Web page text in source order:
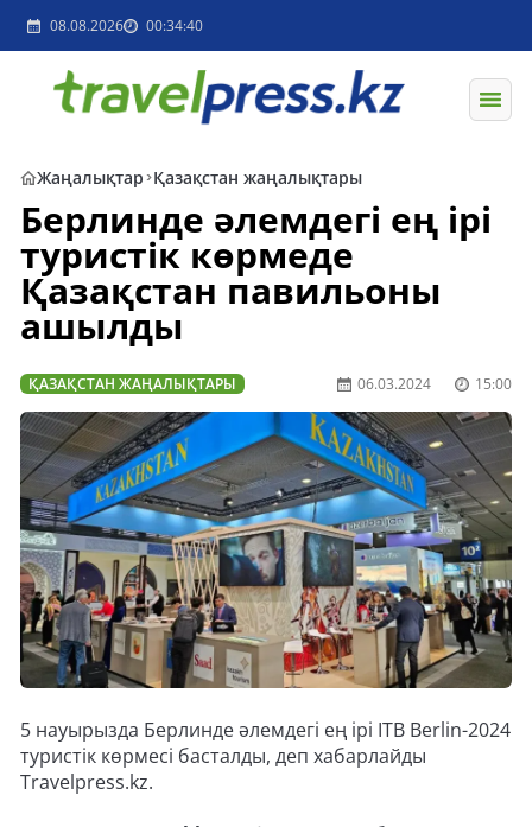
08.08.2026 00:34:40
Жаңалықтар Қазақстан жаңалықтары
Берлинде әлемдегі ең ірі
туристік көрмеде
Қазақстан павильоны
ашылды
ҚАЗАҚСТАН ЖАҢАЛЫҚТАРЫ 06.03.2024 15:00
5 науырызда Берлинде әлемдегі ең ірі ITB Berlin-2024
туристік көрмесі басталды, деп хабарлайды
Travelpress.kz.